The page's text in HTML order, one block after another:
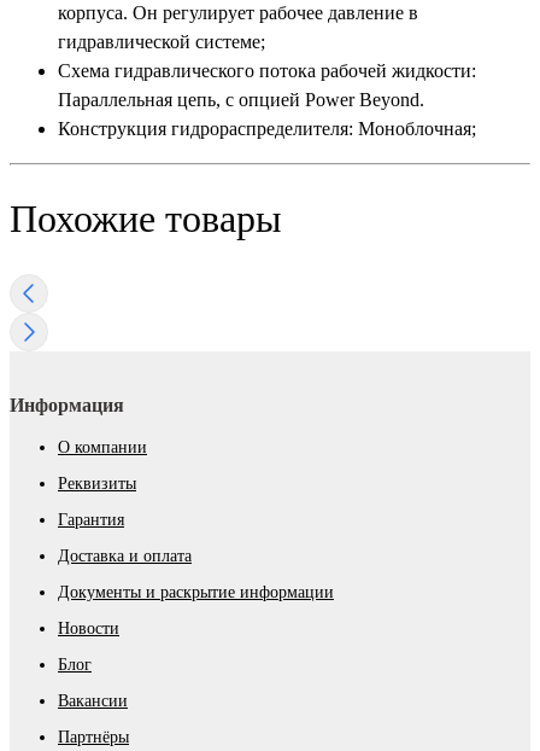
корпуса. Он регулирует рабочее давление в
гидравлической системе;
Схема гидравлического потока рабочей жидкости:
Параллельная цепь, с опцией Power Beyond.
Конструкция гидрораспределителя: Моноблочная;
Похожие товары
Информация
О компании
Реквизиты
Гарантия
Доставка и оплата
Документы и раскрытие информации
Новости
Блог
Вакансии
Партнёры